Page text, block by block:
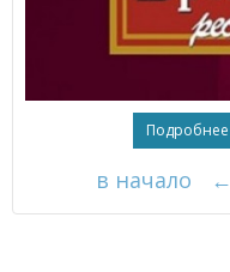
Подробнее
в начало ←